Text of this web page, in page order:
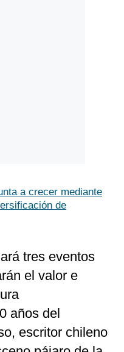
a crecer mediante
de
tres eventos
el valor e
años del
escritor chileno